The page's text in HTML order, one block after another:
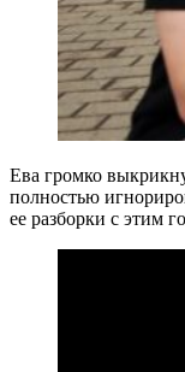
Ева громко
полностью
ее разборки с этим